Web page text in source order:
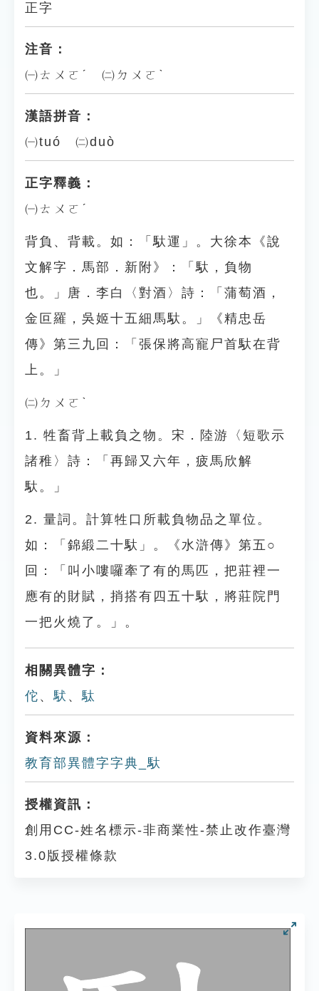
正字
注音：
㈠ㄊㄨㄛˊ ㈡ㄉㄨㄛˋ
漢語拼音：
㈠tuó ㈡duò
正字釋義：
㈠ㄊㄨㄛˊ
背負、背載。如：「馱運」。大徐本《說
文解字．馬部．新附》：「馱，負物
也。」唐．李白〈對酒〉詩：「蒲萄酒，
金叵羅，吳姬十五細馬馱。」《精忠岳
傳》第三九回：「張保將高寵尸首馱在背
上。」
㈡ㄉㄨㄛˋ
1. 牲畜背上載負之物。宋．陸游〈短歌示
諸稚〉詩：「再歸又六年，疲馬欣解
馱。」
2. 量詞。計算牲口所載負物品之單位。
如：「錦緞二十馱」。《水滸傳》第五○
回：「叫小嘍囉牽了有的馬匹，把莊裡一
應有的財賦，捎搭有四五十馱，將莊院門
一把火燒了。」。
相關異體字：
佗 、 䭾 、駄
資料來源：
教育部異體字字典_馱
授權資訊：
創用CC-姓名標示-非商業性-禁止改作臺灣
3.0版授權條款